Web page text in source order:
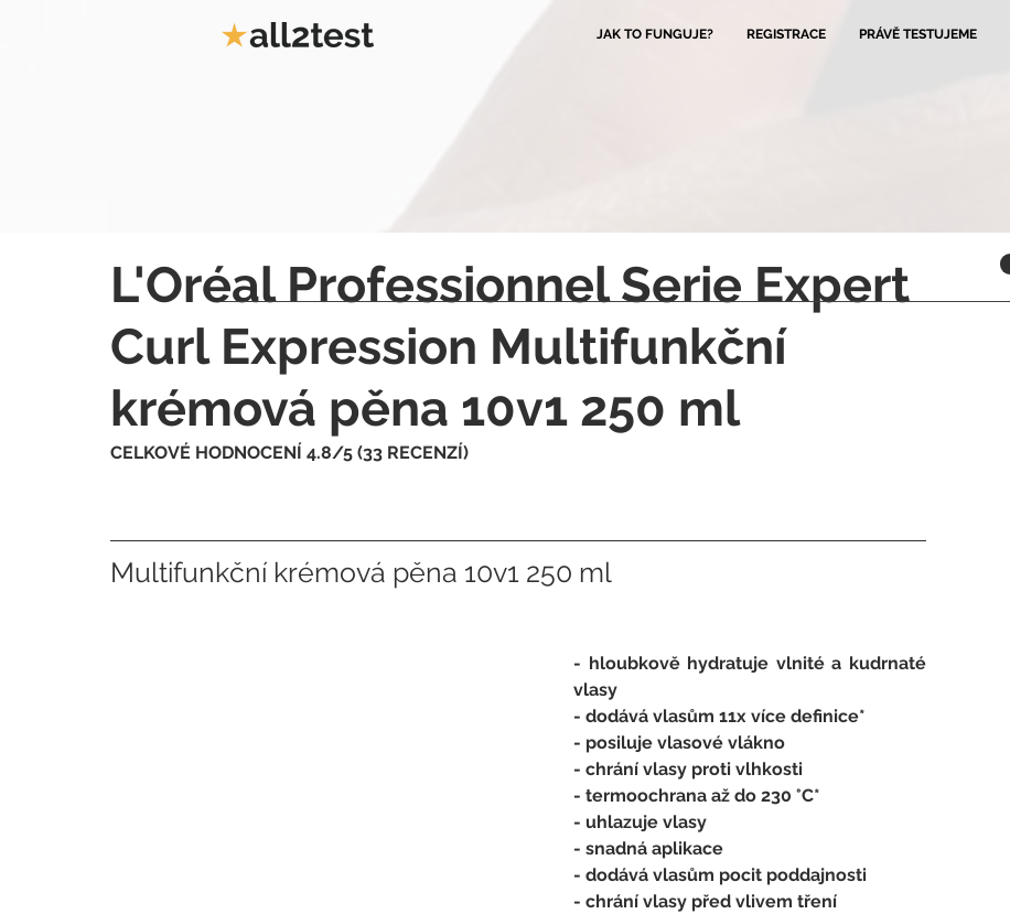
JAK TO FUNGUJE? REGISTRACE PRÁVĚ TESTUJEME
L'Oréal Professionnel Serie Expert
Curl Expression Multifunkční
krémová pěna 10v1 250 ml
CELKOVÉ HODNOCENÍ 4.8/5 (33 RECENZÍ)
Multifunkční krémová pěna 10v1 250 ml
- hloubkově hydratuje vlnité a kudrnaté
vlasy
- dodává vlasům 11x více definice*
- posiluje vlasové vlákno
- chrání vlasy proti vlhkosti
- termoochrana až do 230 °C*
- uhlazuje vlasy
- snadná aplikace
- dodává vlasům pocit poddajnosti
- chrání vlasy před vlivem tření